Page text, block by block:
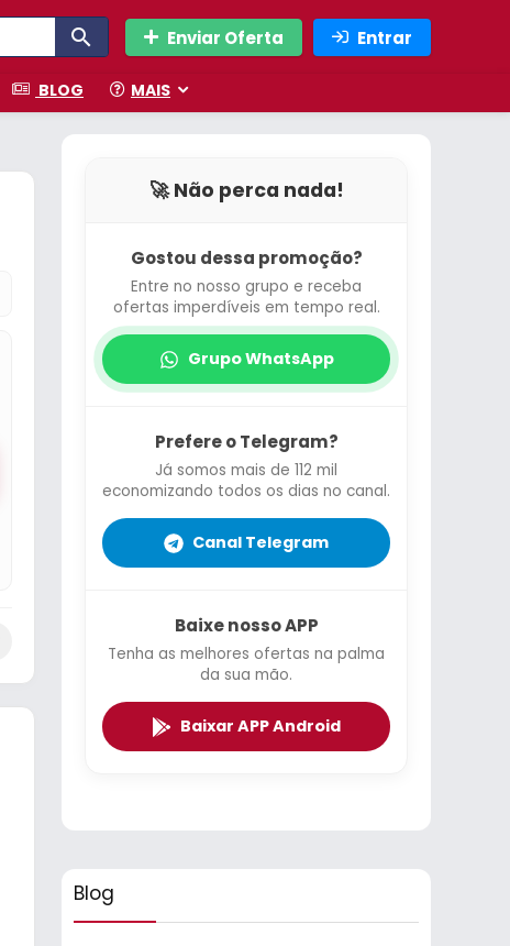
Enviar Oferta Entrar
BLOG MAIS
🚀 Não perca nada!
Gostou dessa promoção?
Entre no nosso grupo e receba
ofertas imperdíveis em tempo real.
Grupo WhatsApp
Prefere o Telegram?
Já somos mais de 112 mil
economizando todos os dias no canal.
Canal Telegram
Baixe nosso APP
Tenha as melhores ofertas na palma
da sua mão.
Baixar APP Android
Blog